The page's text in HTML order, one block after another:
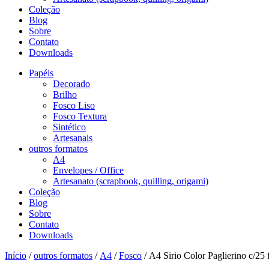
Coleção
Blog
Sobre
Contato
Downloads
Papéis
Decorado
Brilho
Fosco Liso
Fosco Textura
Sintético
Artesanais
outros formatos
A4
Envelopes / Office
Artesanato (scrapbook, quilling, origami)
Coleção
Blog
Sobre
Contato
Downloads
Início /outros formatos / A4 /Fosco / A4 Sirio Color Paglierino c/25